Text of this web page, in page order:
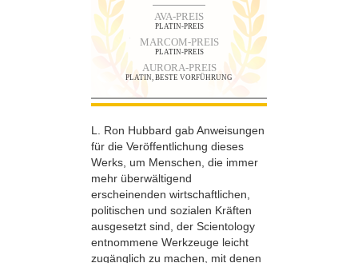
AVA-PREIS
PLATIN-PREIS
MARCOM-PREIS
PLATIN-PREIS
AURORA-PREIS
PLATIN, BESTE VORFÜHRUNG
L. Ron Hubbard gab Anweisungen
für die Veröffentlichung dieses
Werks, um Menschen, die immer
mehr überwältigend
erscheinenden wirtschaftlichen,
politischen und sozialen Kräften
ausgesetzt sind, der Scientology
entnommene Werkzeuge leicht
zugänglich zu machen, mit denen